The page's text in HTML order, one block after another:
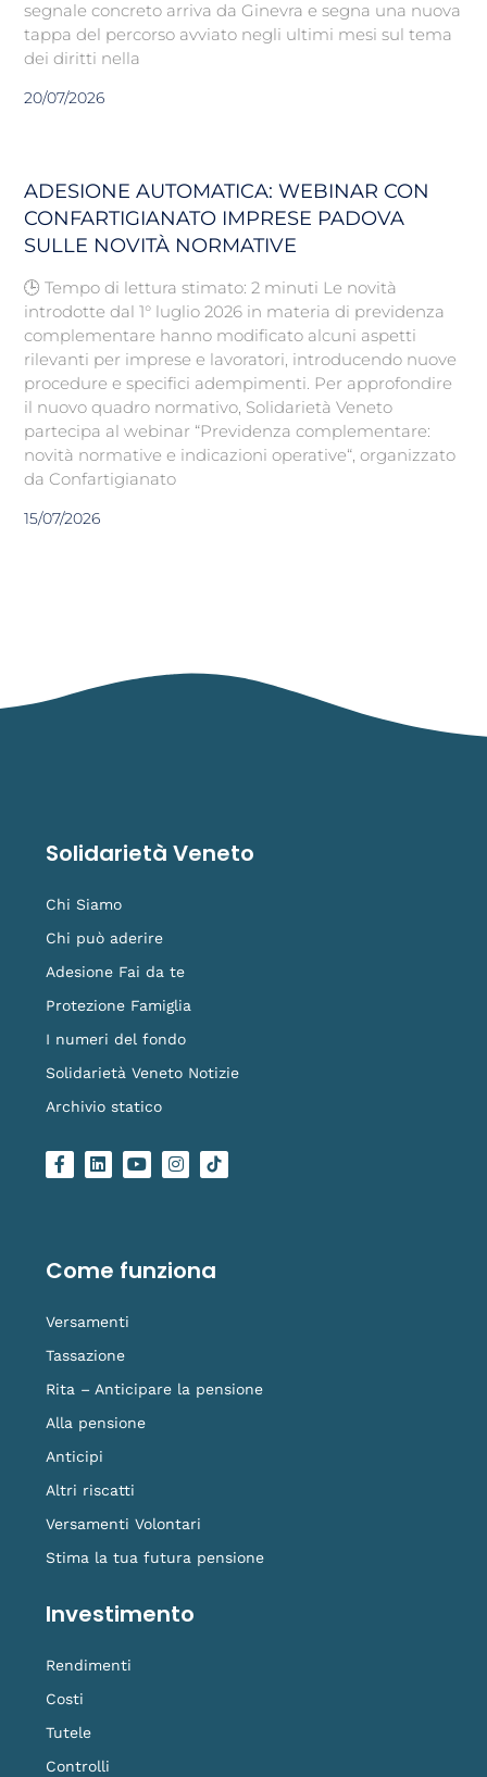
segnale concreto arriva da Ginevra e segna una nuova
tappa del percorso avviato negli ultimi mesi sul tema
dei diritti nella
20/07/2026
ADESIONE AUTOMATICA: WEBINAR CON
CONFARTIGIANATO IMPRESE PADOVA
SULLE NOVITÀ NORMATIVE
🕒 Tempo di lettura stimato: 2 minuti Le novità
introdotte dal 1° luglio 2026 in materia di previdenza
complementare hanno modificato alcuni aspetti
rilevanti per imprese e lavoratori, introducendo nuove
procedure e specifici adempimenti. Per approfondire
il nuovo quadro normativo, Solidarietà Veneto
partecipa al webinar “Previdenza complementare:
novità normative e indicazioni operative“, organizzato
da Confartigianato
15/07/2026
Solidarietà Veneto
Chi Siamo
Chi può aderire
Adesione Fai da te
Protezione Famiglia
I numeri del fondo
Solidarietà Veneto Notizie
Archivio statico
F
a
o
k
L
i
i
n
Y
o
e
I
n
r
a
L
o
i
k
Come funziona
Versamenti
Tassazione
Rita – Anticipare la pensione
Alla pensione
Anticipi
Altri riscatti
Versamenti Volontari
Stima la tua futura pensione
Investimento
Rendimenti
Costi
Tutele
Controlli